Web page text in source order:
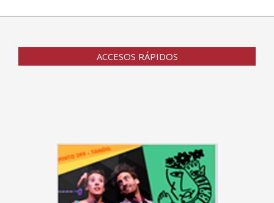
ACCESOS RÁPIDOS